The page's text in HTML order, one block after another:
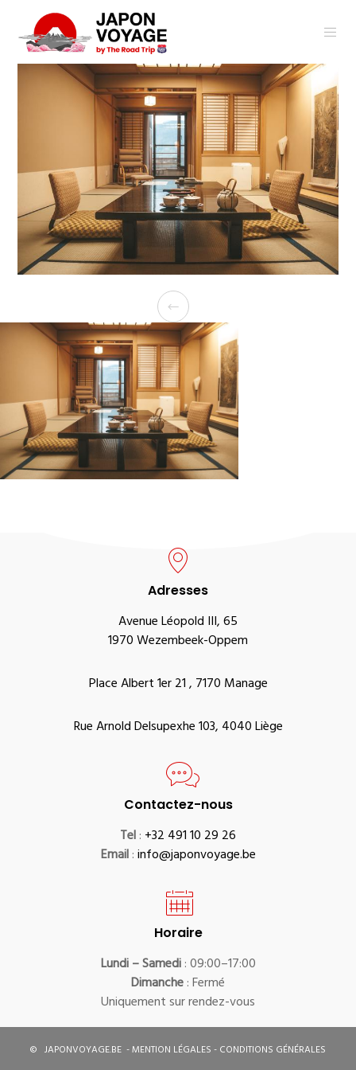
Adresses
Avenue Léopold III, 65
1970 Wezembeek-Oppem
Place Albert 1er 21 , 7170 Manage
Rue Arnold Delsupexhe 103, 4040 Liège
Contactez-nous
Tel: +32 491 10 29 26
Email:info@japonvoyage.be
Horaire
Lundi – Samedi: 09:00–17:00
Dimanche: Fermé
Uniquement sur rendez-vous
© JAPONVOYAGE.BE -MENTION LÉGALES-CONDITIONS GÉNÉRALES